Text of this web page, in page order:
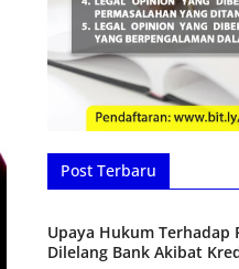
Post Terbaru
Upaya Hukum Terhadap
Dilelang Bank Akibat